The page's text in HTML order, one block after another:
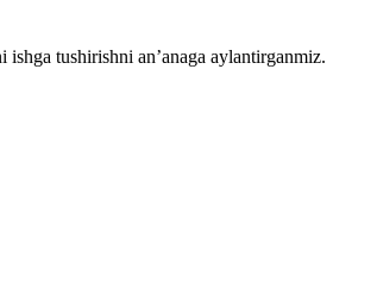
tushirishni an’anaga aylantirganmiz.